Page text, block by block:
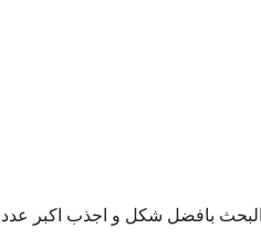
البحث بافضل شكل و اجذب اكبر